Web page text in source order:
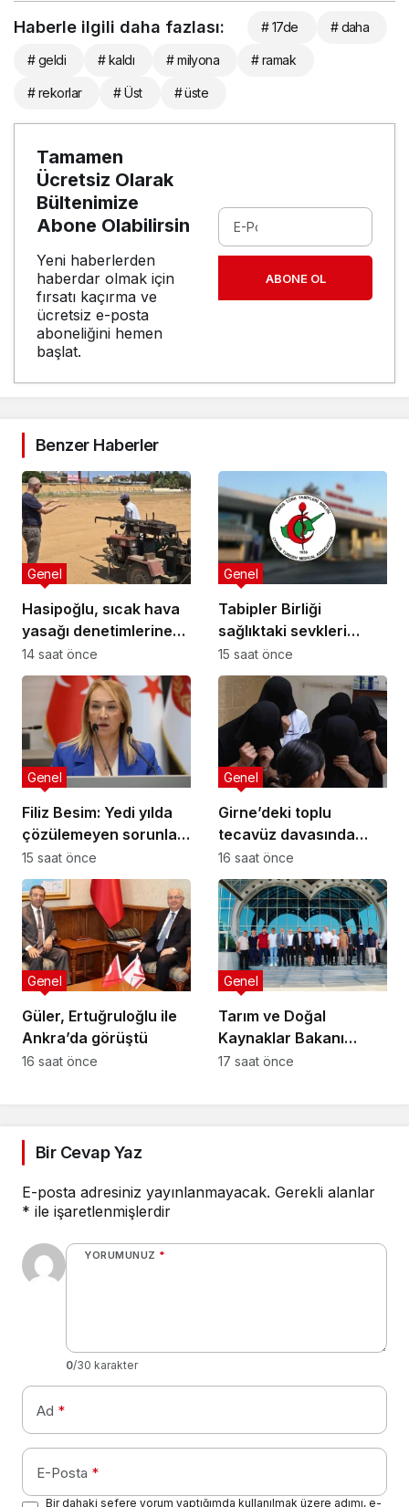
Haberle ilgili daha fazlası: # 17de # daha
# geldi # kaldı # milyona # ramak
# rekorlar # Üst # üste
Tamamen
Ücretsiz Olarak
Bültenimize
Abone Olabilirsin
Yeni haberlerden
haberdar olmak için
fırsatı kaçırma ve
ücretsiz e-posta
aboneliğini hemen
başlat.
ABONE OL
Benzer Haberler
Hasipoğlu, sıcak hava
yasağı denetimlerine
sahada katıldı
Genel
14 saat önce
Tabipler Birliği
sağlıktaki sevkleri
eleştirdi: Harcamalar
kamuoyuyla
paylaşılmalı!
Genel
15 saat önce
Filiz Besim: Yedi yılda
çözülemeyen sorunlar
seçim öncesinde
verilen vaatlerle
çözülemez
Genel
15 saat önce
Girne’deki toplu
tecavüz davasında
karar: 5 sanığa toplam
55 yıl hapis
Genel
16 saat önce
Güler, Ertuğruloğlu ile
Ankra’da görüştü
Genel
16 saat önce
Tarım ve Doğal
Kaynaklar Bakanı
Çavuş “Büyük Harup
Genel
17 saat önce
Bir Cevap Yaz
E-posta adresiniz yayınlanmayacak. Gerekli alanlar
* ile işaretlenmişlerdir
YORUMUNUZ *
0/30 karakter
Ad *
E-Posta *
Bir dahaki sefere yorum yaptığımda kullanılmak üzere adımı, e-